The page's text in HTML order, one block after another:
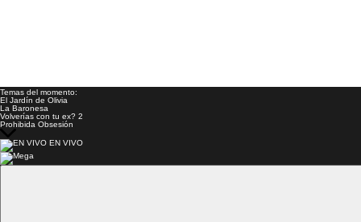
Temas del momento:
El Jardín de Olivia
La Baronesa
Volverías con tu ex? 2
Prohibida Obsesión
EN VIVO